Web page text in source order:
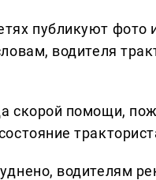
публикуют фото
водителя
скорой помощи,
водителям